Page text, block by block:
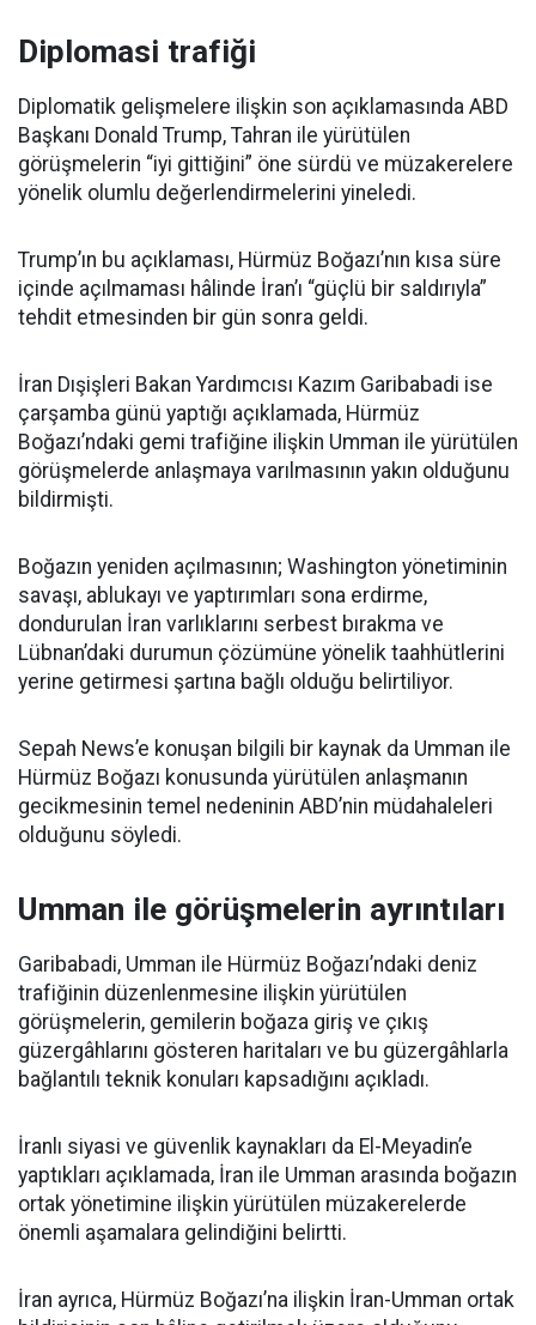
Diplomasi trafiği
Diplomatik gelişmelere ilişkin son açıklamasında ABD
Başkanı Donald Trump, Tahran ile yürütülen
görüşmelerin “iyi gittiğini” öne sürdü ve müzakerelere
yönelik olumlu değerlendirmelerini yineledi.
Trump’ın bu açıklaması, Hürmüz Boğazı’nın kısa süre
içinde açılmaması hâlinde İran’ı “güçlü bir saldırıyla”
tehdit etmesinden bir gün sonra geldi.
İran Dışişleri Bakan Yardımcısı Kazım Garibabadi ise
çarşamba günü yaptığı açıklamada, Hürmüz
Boğazı’ndaki gemi trafiğine ilişkin Umman ile yürütülen
görüşmelerde anlaşmaya varılmasının yakın olduğunu
bildirmişti.
Boğazın yeniden açılmasının; Washington yönetiminin
savaşı, ablukayı ve yaptırımları sona erdirme,
dondurulan İran varlıklarını serbest bırakma ve
Lübnan’daki durumun çözümüne yönelik taahhütlerini
yerine getirmesi şartına bağlı olduğu belirtiliyor.
Sepah News’e konuşan bilgili bir kaynak da Umman ile
Hürmüz Boğazı konusunda yürütülen anlaşmanın
gecikmesinin temel nedeninin ABD’nin müdahaleleri
olduğunu söyledi.
Umman ile görüşmelerin ayrıntıları
Garibabadi, Umman ile Hürmüz Boğazı’ndaki deniz
trafiğinin düzenlenmesine ilişkin yürütülen
görüşmelerin, gemilerin boğaza giriş ve çıkış
güzergâhlarını gösteren haritaları ve bu güzergâhlarla
bağlantılı teknik konuları kapsadığını açıkladı.
İranlı siyasi ve güvenlik kaynakları da El-Meyadin’e
yaptıkları açıklamada, İran ile Umman arasında boğazın
ortak yönetimine ilişkin yürütülen müzakerelerde
önemli aşamalara gelindiğini belirtti.
İran ayrıca, Hürmüz Boğazı’na ilişkin İran-Umman ortak